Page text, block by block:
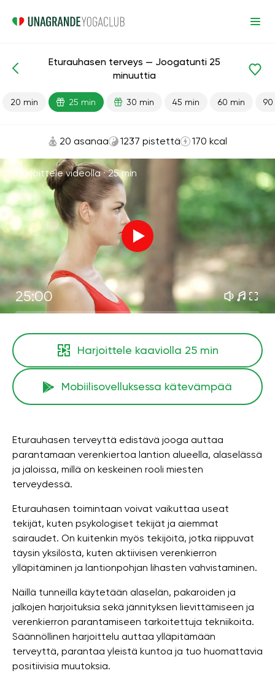
Seksi
Eturauhasen terveys — Joogatunti 25
minuuttia
20 min 25 min 30 min 45 min 60 min 90
20 asanaa 1237 pistettä 170 kcal
Harjoittele videolla ·25 min
25:00
Harjoittele kaaviolla 25 min
Mobiilisovelluksessa kätevämpää
Eturauhasen terveyttä edistävä jooga auttaa
parantamaan verenkiertoa lantion alueella, alaselässä
ja jaloissa, millä on keskeinen rooli miesten
terveydessä.
Eturauhasen toimintaan voivat vaikuttaa useat
tekijät, kuten psykologiset tekijät ja aiemmat
sairaudet. On kuitenkin myös tekijöitä, jotka riippuvat
täysin yksilöstä, kuten aktiivisen verenkierron
ylläpitäminen ja lantionpohjan lihasten vahvistaminen.
Näillä tunneilla käytetään alaselän, pakaroiden ja
jalkojen harjoituksia sekä jännityksen lievittämiseen ja
verenkierron parantamiseen tarkoitettuja tekniikoita.
Säännöllinen harjoittelu auttaa ylläpitämään
terveyttä, parantaa yleistä kuntoa ja tuo huomattavia
positiivisia muutoksia.